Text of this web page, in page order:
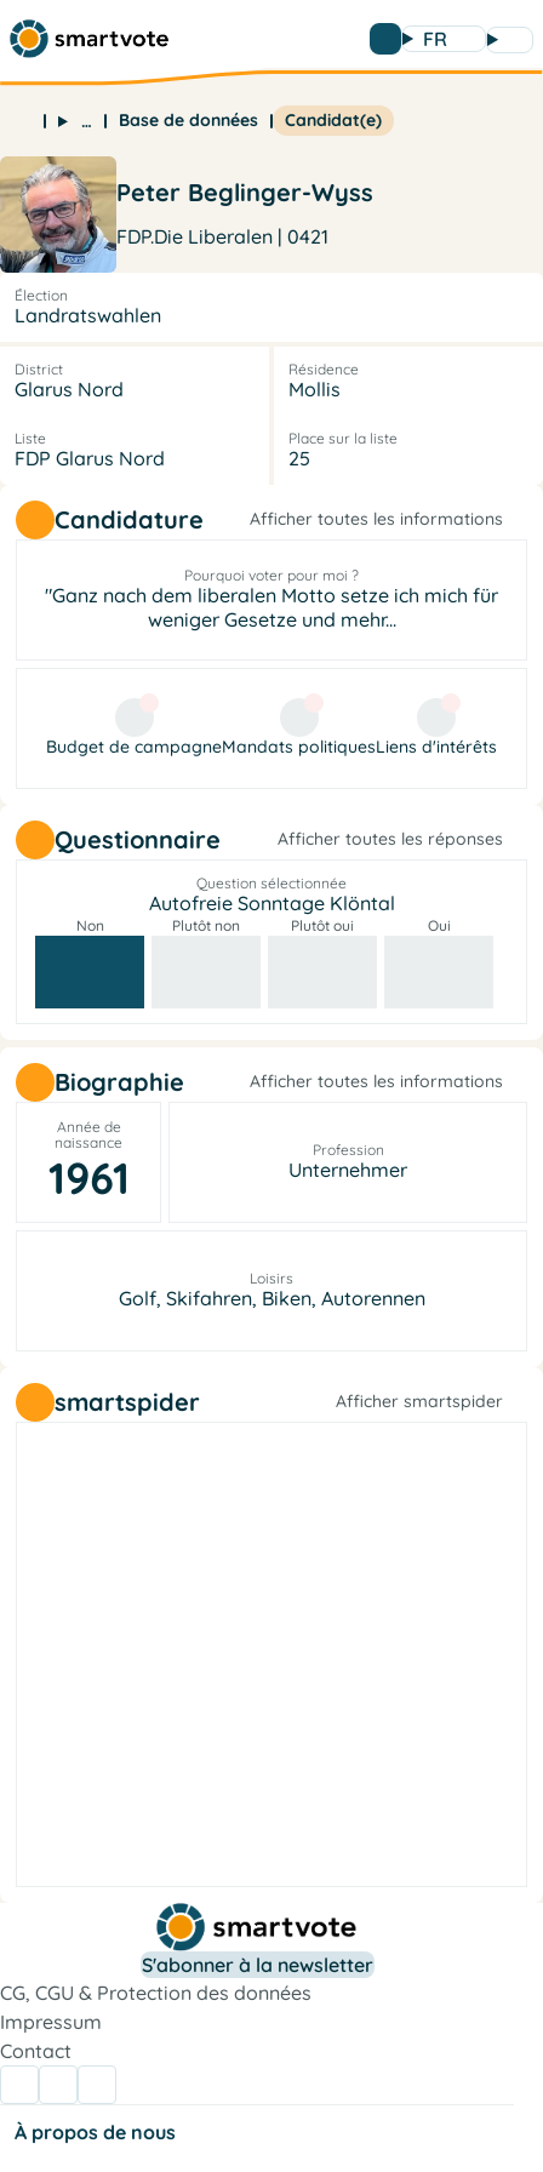
FR
… Base de données Candidat(e)
Peter Beglinger-Wyss
FDP.Die Liberalen | 0421
Élection
Landratswahlen
District
Glarus Nord
Résidence
Mollis
Liste
FDP Glarus Nord
Place sur la liste
25
Candidature Afficher toutes les informations
Pourquoi voter pour moi ?
"Ganz nach dem liberalen Motto setze ich mich für
weniger Gesetze und mehr...
Budget de campagneMandats politiquesLiens d'intérêts
Questionnaire Afficher toutes les réponses
Question sélectionnée
Autofreie Sonntage Klöntal
Non Plutôt non Plutôt oui Oui
Biographie Afficher toutes les informations
Année de
naissance
1961
Profession
Unternehmer
Loisirs
Golf, Skifahren, Biken, Autorennen
smartspider Afficher smartspider
c
i
a
l
r
t
S'abonner à la newsletter
CG, CGU & Protection des données
Impressum
Contact
À propos de nous